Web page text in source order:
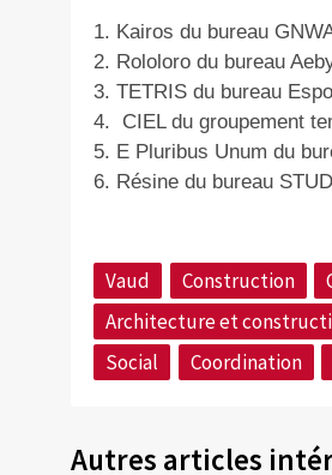
1. Kairos du bureau
2. Rololoro du bureau
3. TETRIS du bureau
4. CIEL du groupement
5. E Pluribus Unum du
6. Résine du bureau
Vaud Construction
Architecture et
Social
Coordination
Autres articles